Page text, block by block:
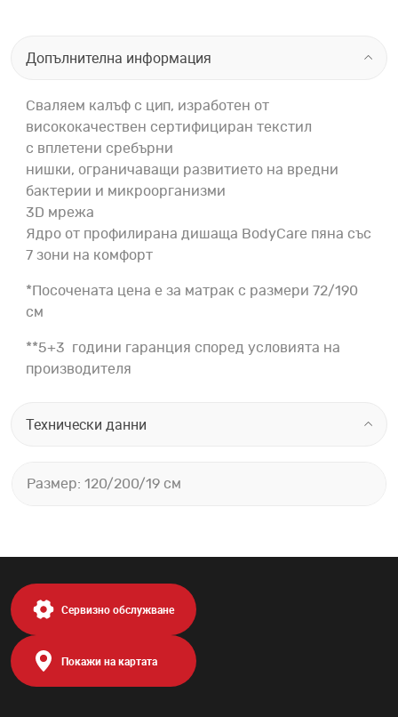
Допълнителна информация
Сваляем калъф с цип, изработен от
висококачествен сертифициран текстил
с вплетени сребърни
нишки, ограничаващи развитието на вредни
бактерии и микроорганизми
3D мрежа
Ядро от профилирана дишаща BodyCare пяна със
7 зони на комфорт
*Посочената цена е за матрак с размери 72/190
см
**5+3 години гаранция според условията на
производителя
Технически данни
Размер: 120/200/19 см
Сервизно обслужване
Покажи на картата